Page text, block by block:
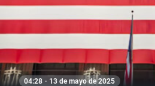
04:28 · 13 de mayo de 2025